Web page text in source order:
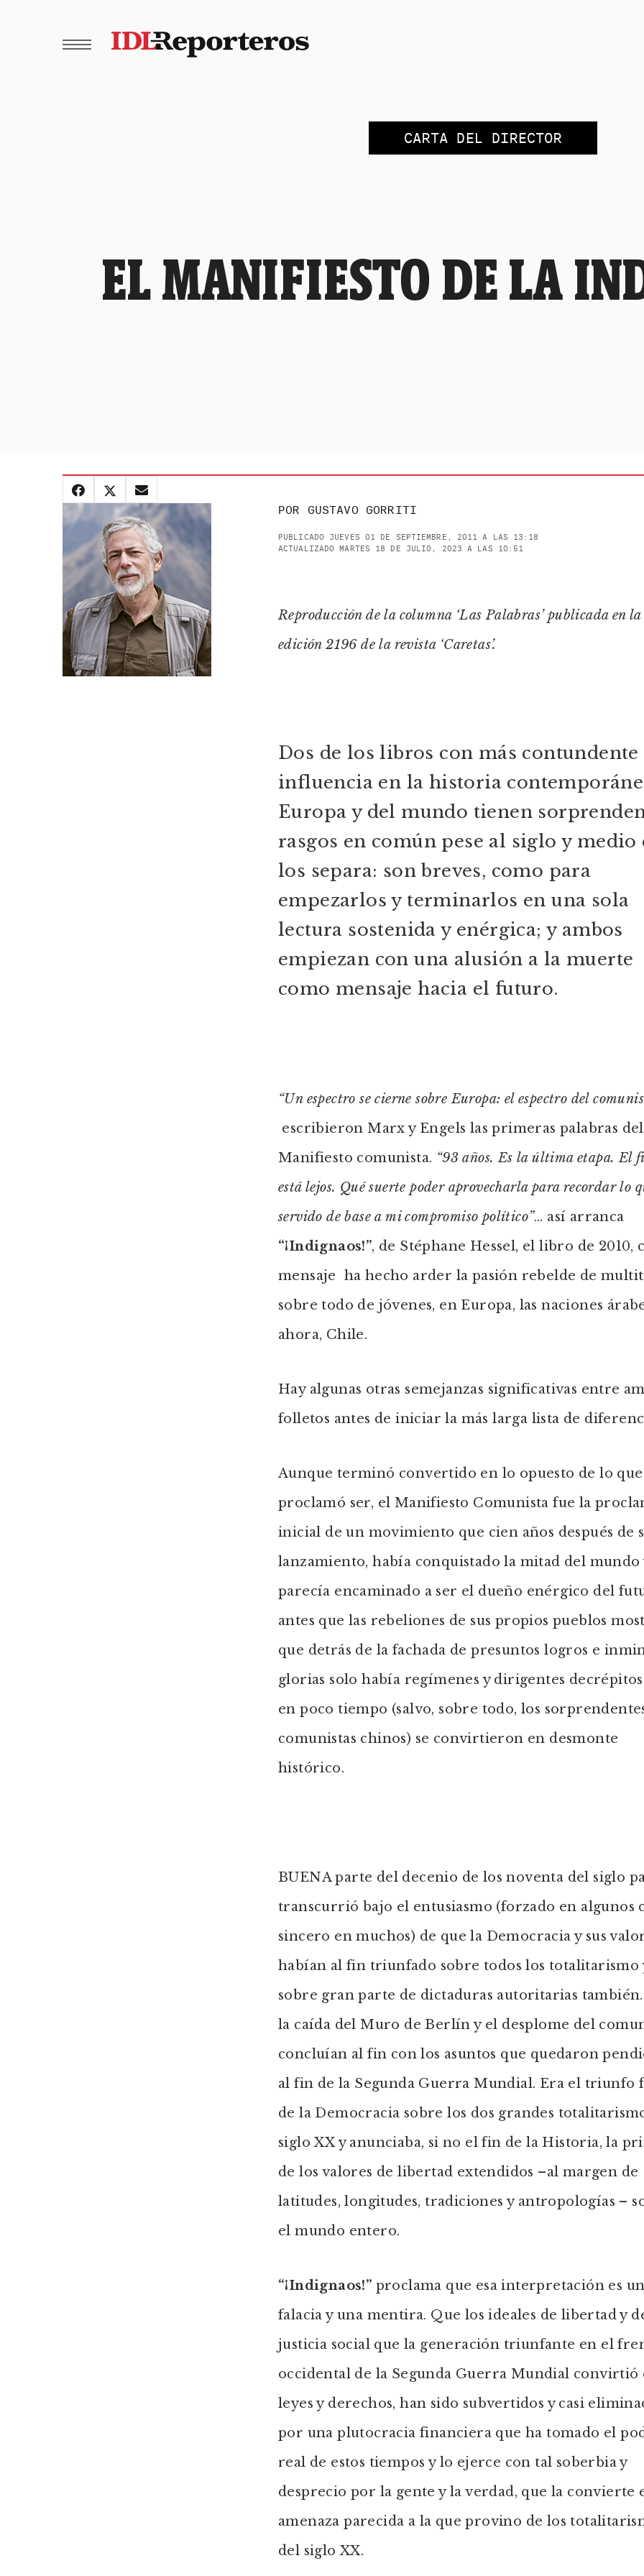
CARTA DEL DIRECTOR
EL MANIFIESTO DE LA
POR GUSTAVO GORRITI
PUBLICADO JUEVES 01 DE SEPTIEMBRE, 2011 A LAS 13:18
ACTUALIZADO MARTES 18 DE JULIO, 2023 A LAS 10:51
Reproducción de la columna ‘Las Palabras’ publicada en la
edición 2196 de la revista ‘Caretas’.
Dos de los libros con más contundente
influencia en la historia
Europa y del mundo tienen
rasgos en común pese al siglo y medio
los separa: son breves, como para
empezarlos y terminarlos en una sola
lectura sostenida y enérgica; y ambos
empiezan con una alusión a la muerte
como mensaje hacia el futuro.
“Un espectro se cierne sobre Europa: el espectro del
escribieron Marx y Engels las primeras palabras del
Manifiesto comunista. “93 años. Es la última etapa. El
está lejos. Qué suerte poder aprovecharla para recordar lo
servido de base a mi compromiso político”… así arranca
“¡Indignaos!”, de Stéphane Hessel, el libro de 2010,
mensaje ha hecho arder la pasión rebelde de
sobre todo de jóvenes, en Europa, las naciones
ahora, Chile.
Hay algunas otras semejanzas significativas entre
folletos antes de iniciar la más larga lista de
Aunque terminó convertido en lo opuesto de lo que
proclamó ser, el Manifiesto Comunista fue la
inicial de un movimiento que cien años después de
lanzamiento, había conquistado la mitad del mundo
parecía encaminado a ser el dueño enérgico del
antes que las rebeliones de sus propios pueblos
que detrás de la fachada de presuntos logros e
glorias solo había regímenes y dirigentes
en poco tiempo (salvo, sobre todo, los
comunistas chinos) se convirtieron en desmonte
histórico.
BUENA parte del decenio de los noventa del siglo
transcurrió bajo el entusiasmo (forzado en algunos
sincero en muchos) de que la Democracia y sus
habían al fin triunfado sobre todos los totalitarismo
sobre gran parte de dictaduras autoritarias
la caída del Muro de Berlín y el desplome del
concluían al fin con los asuntos que quedaron
al fin de la Segunda Guerra Mundial. Era el triunfo
de la Democracia sobre los dos grandes
siglo XX y anunciaba, si no el fin de la Historia, la
de los valores de libertad extendidos –al margen de
latitudes, longitudes, tradiciones y antropologías –
el mundo entero.
“¡Indignaos!” proclama que esa interpretación es
falacia y una mentira. Que los ideales de libertad y
justicia social que la generación triunfante en el
occidental de la Segunda Guerra Mundial convirtió
leyes y derechos, han sido subvertidos y casi
por una plutocracia financiera que ha tomado el
real de estos tiempos y lo ejerce con tal soberbia y
desprecio por la gente y la verdad, que la convierte
amenaza parecida a la que provino de los
del siglo XX.